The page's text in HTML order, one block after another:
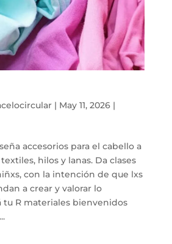
| May 11, 2026|
accesorios para el cabello a
hilos y lanas. Da clases
con la intención de que lxs
a crear y valorar lo
R materiales bienvenidos